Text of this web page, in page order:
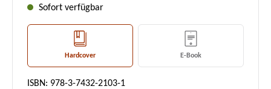
Sofort verfügbar
Hardcover E-Book
ISBN: 978-3-7432-2103-1